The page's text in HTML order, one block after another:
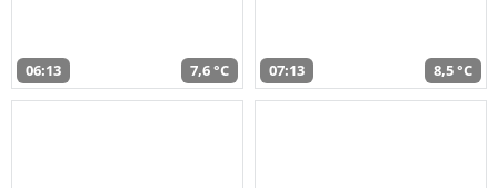
06:13 7,6 °C 07:13 8,5 °C